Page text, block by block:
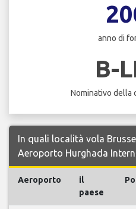
anno di
B-
Nominativo della
In quali località vola
Aeroporto Hurghada
Aeroporto
il
paese